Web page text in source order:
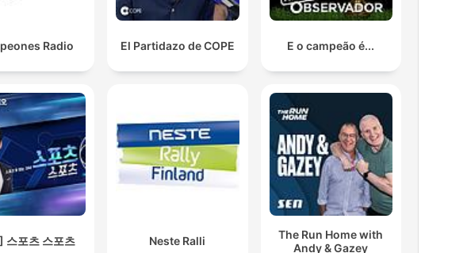
Radio El Partidazo de COPE E o campeão é...
스포츠 스포츠 Neste Ralli
The Run Home with
Andy & Gazey